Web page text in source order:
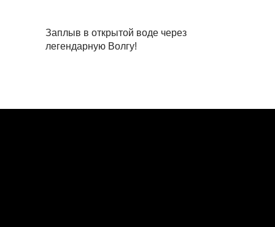
Заплыв в открытой воде через
легендарную Волгу!